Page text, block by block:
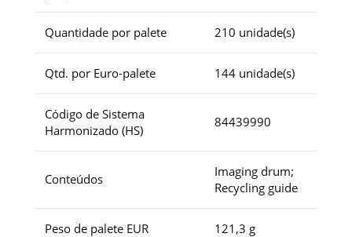
Quantidade por palete 210 unidade(s)
Qtd. por Euro-palete 144 unidade(s)
Código de Sistema
Harmonizado (HS)
84439990
Conteúdos
Imaging drum;
Recycling guide
Peso de palete EUR 121,3 g